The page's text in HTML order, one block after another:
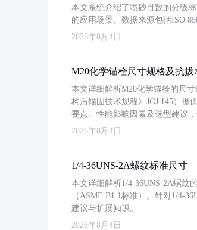
本文系统介绍了喷砂目数的分级
的应用场景。数据来源包括ISO
2026年8月4日
M20化学锚栓尺寸规格及抗拔
本文详细解析M20化学锚栓的尺
构后锚固技术规程》JGJ 145）提
要点、性能影响因素及选型建议
2026年8月4日
1/4-36UNS-2A螺纹标准尺寸
本文详细解析1/4-36UNS-2A螺纹
（ASME B1.1标准）。针对1/4-
建议与扩展知识。
2026年8月4日